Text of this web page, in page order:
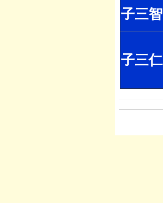
子三智
子三仁